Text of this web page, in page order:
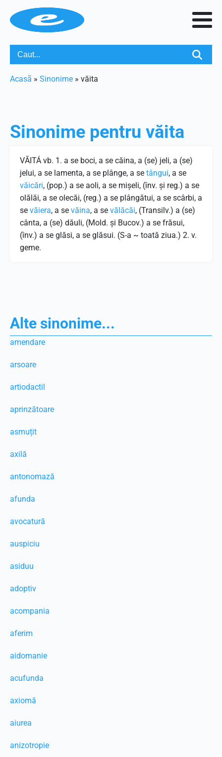
Acasã » Sinonime » văita
Sinonime pentru văita
VĂITÁ vb. 1. a se boci, a se căina, a (se) jeli, a (se)
jelui, a se lamenta, a se plânge, a se tângui, a se
văicări, (pop.) a se aoli, a se mişeli, (înv. şi reg.) a se
olălăi, a se olecăi, (reg.) a se plângătui, a se scârbi, a
se văiera, a se văina, a se vălăcăi, (Transilv.) a (se)
cânta, a (se) dăuli, (Mold. şi Bucov.) a se frăsui,
(înv.) a se glăsi, a se glăsui. (S-a ~ toată ziua.) 2. v.
geme.
Alte sinonime...
amendare
arsoare
artiodactil
aprinzătoare
asmuțit
axilă
antonomază
afunda
avocatură
auspiciu
asiduu
adoptiv
acompania
aferim
aidomanie
acufunda
axiomă
aiurea
anizotropie